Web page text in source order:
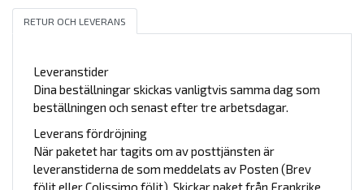
RETUR OCH LEVERANS
Leveranstider
Dina beställningar skickas vanligtvis samma dag som
beställningen och senast efter tre arbetsdagar.
Leverans fördröjning
När paketet har tagits om av posttjänsten är
leveranstiderna de som meddelats av Posten (Brev
följt eller Colissimo följt). Skickar paket från Frankrike.